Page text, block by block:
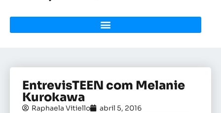
EntrevisTEEN com Melanie
Kurokawa
Raphaela Vitiello abril 5, 2016